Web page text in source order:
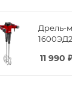
Дрель-
11 990 ₽